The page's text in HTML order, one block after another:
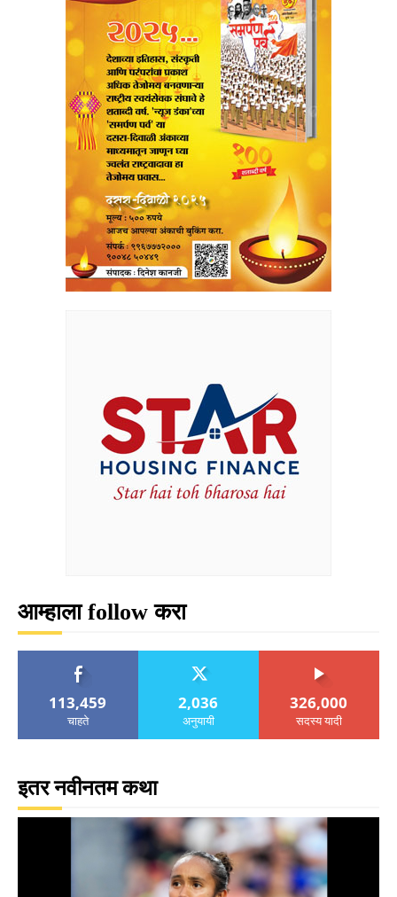
आम्हाला follow करा
113,459
चाहते
2,036
अनुयायी
326,000
सदस्य यादी
इतर नवीनतम कथा